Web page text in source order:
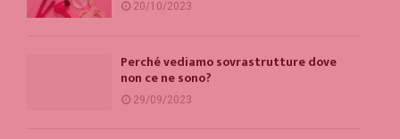
20/10/2023
Perché vediamo sovrastrutture dove
non ce ne sono?
29/09/2023